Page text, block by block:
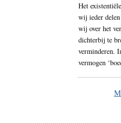
Het
wij ieder
wij over het
dichterbij te
verminderen.
vermogen